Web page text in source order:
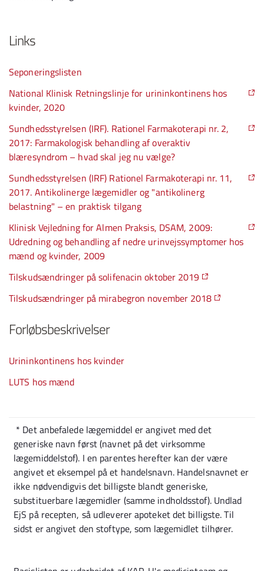
Links
Seponeringslisten
National Klinisk Retningslinje for urininkontinens hos
kvinder, 2020
Sundhedsstyrelsen (IRF). Rationel Farmakoterapi nr. 2,
2017: Farmakologisk behandling af overaktiv
blæresyndrom – hvad skal jeg nu vælge?
Sundhedsstyrelsen (IRF) Rationel Farmakoterapi nr. 11,
2017. Antikolinerge lægemidler og "antikolinerg
belastning" – en praktisk tilgang
Klinisk Vejledning for Almen Praksis, DSAM, 2009:
Udredning og behandling af nedre urinvejssymptomer hos
mænd og kvinder, 2009
Tilskudsændringer på solifenacin oktober 2019
Tilskudsændringer på mirabegron november 2018
Forløbsbeskrivelser
Urininkontinens hos kvinder
LUTS hos mænd
* Det anbefalede lægemiddel er angivet med det
generiske navn først (navnet på det virksomme
lægemiddelstof). I en parentes herefter kan der være
angivet et eksempel på et handelsnavn. Handelsnavnet er
ikke nødvendigvis det billigste blandt generiske,
substituerbare lægemidler (samme indholdsstof). Undlad
EjS på recepten, så udleverer apoteket det billigste. Til
sidst er angivet den stoftype, som lægemidlet tilhører.